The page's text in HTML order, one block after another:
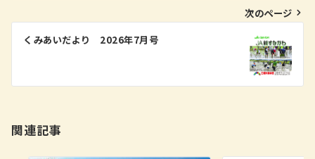
ゲ
ン
次のページ
くみあいだより 2026年7月号
関連記事